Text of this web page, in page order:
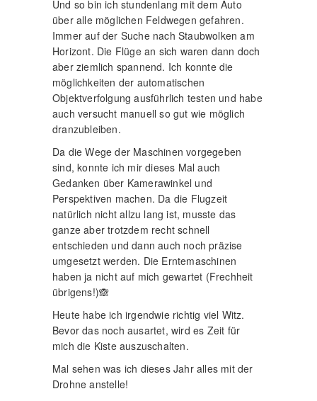
Und so bin ich stundenlang mit dem Auto
über alle möglichen Feldwegen gefahren.
Immer auf der Suche nach Staubwolken am
Horizont. Die Flüge an sich waren dann doch
aber ziemlich spannend. Ich konnte die
möglichkeiten der automatischen
Objektverfolgung ausführlich testen und habe
auch versucht manuell so gut wie möglich
dranzubleiben.
Da die Wege der Maschinen vorgegeben
sind, konnte ich mir dieses Mal auch
Gedanken über Kamerawinkel und
Perspektiven machen. Da die Flugzeit
natürlich nicht allzu lang ist, musste das
ganze aber trotzdem recht schnell
entschieden und dann auch noch präzise
umgesetzt werden. Die Erntemaschinen
haben ja nicht auf mich gewartet (Frechheit
übrigens!)🙈
Heute habe ich irgendwie richtig viel Witz.
Bevor das noch ausartet, wird es Zeit für
mich die Kiste auszuschalten.
Mal sehen was ich dieses Jahr alles mit der
Drohne anstelle!